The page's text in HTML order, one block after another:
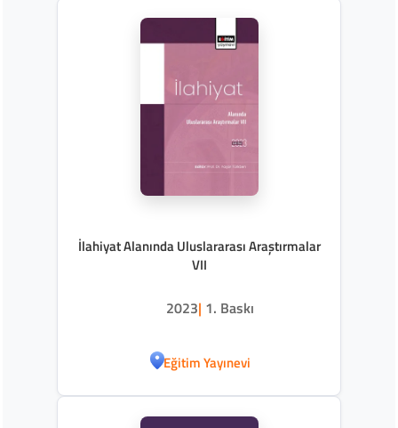
İlahiyat Alanında Uluslararası Araştırmalar
VII
2023| 1. Baskı
Eğitim Yayınevi